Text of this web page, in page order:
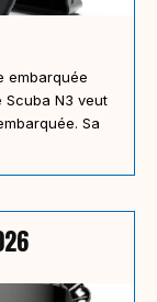
embarquée
Scuba N3 veut
Sa